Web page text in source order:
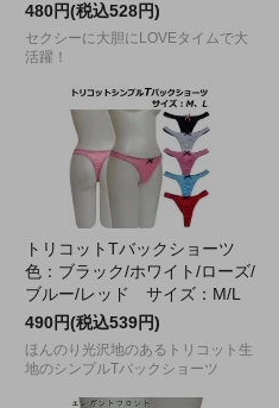
480円(税込528円)
セクシーに大胆にLOVEタイムで大
活躍！
トリコットTバックショーツ
色：ブラック/ホワイト/ローズ/
ブルー/レッド サイズ：M/L
490円(税込539円)
ほんのり光沢地のあるトリコット生
地のシンプルTバックショーツ